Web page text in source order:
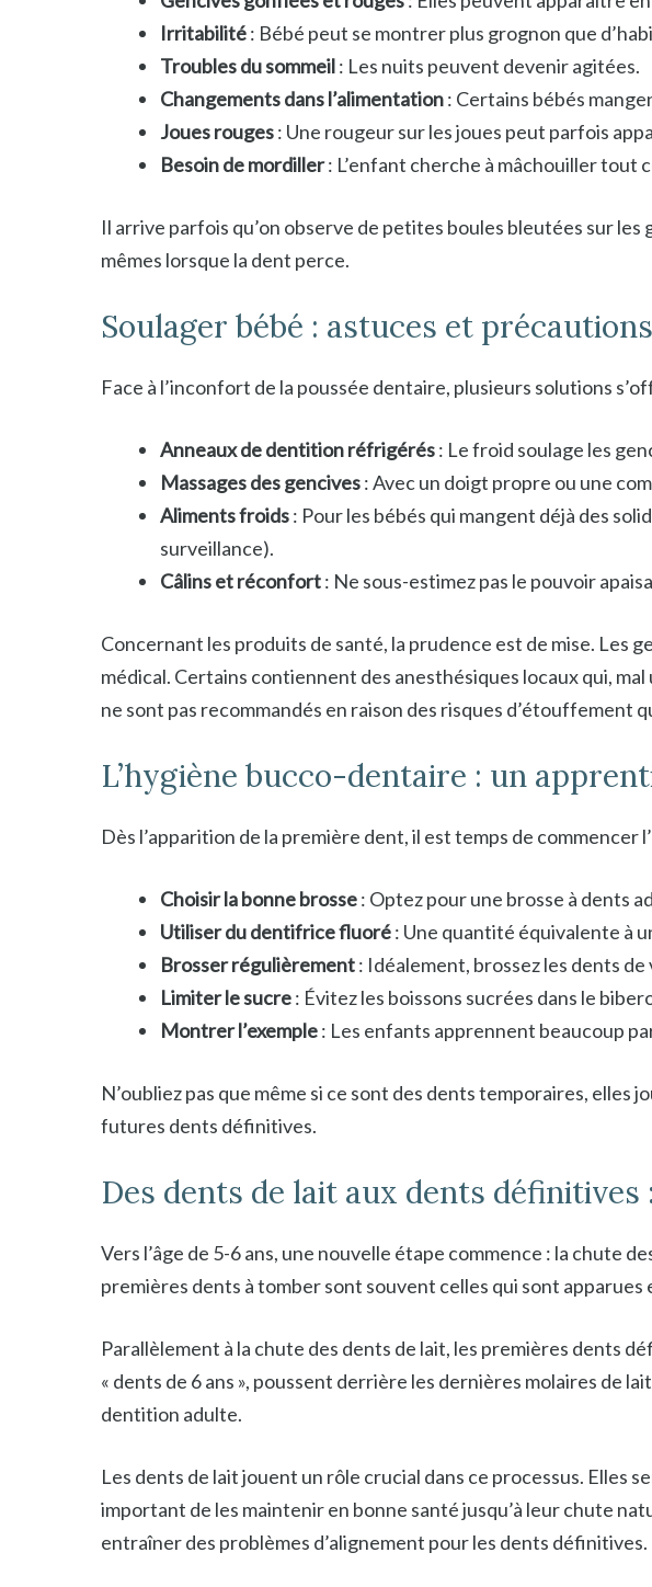
Irritabilité: Bébé peut se montrer plus grognon que
Troubles du sommeil: Les nuits peuvent devenir agitées.
Changements dans l’alimentation: Certains bébés
Joues rouges: Une rougeur sur les joues peut parfois
Besoin de mordiller: L’enfant cherche à mâchouiller tout
Il arrive parfois qu’on observe de petites boules bleutées sur
mêmes lorsque la dent perce.
Soulager bébé : astuces et précautions
Face à l’inconfort de la poussée dentaire, plusieurs solutions
Anneaux de dentition réfrigérés: Le froid soulage les
Massages des gencives: Avec un doigt propre ou une
Aliments froids: Pour les bébés qui mangent déjà des
surveillance).
Câlins et réconfort: Ne sous-estimez pas le pouvoir
Concernant les produits de santé, la prudence est de mise. Les
médical. Certains contiennent des anesthésiques locaux qui,
ne sont pas recommandés en raison des risques d’étouffement
L’hygiène bucco-dentaire : un
Dès l’apparition de la première dent, il est temps de
Choisir la bonne brosse: Optez pour une brosse à dents
Utiliser du dentifrice fluoré: Une quantité équivalente à
Brosser régulièrement: Idéalement, brossez les dents
Limiter le sucre: Évitez les boissons sucrées dans le
Montrer l’exemple: Les enfants apprennent beaucoup
N’oubliez pas que même si ce sont des dents temporaires,
futures dents définitives.
Des dents de lait aux dents
Vers l’âge de 5-6 ans, une nouvelle étape commence : la chute
premières dents à tomber sont souvent celles qui sont
Parallèlement à la chute des dents de lait, les premières dents
« dents de 6 ans », poussent derrière les dernières molaires de
dentition adulte.
Les dents de lait jouent un rôle crucial dans ce processus. Elles
important de les maintenir en bonne santé jusqu’à leur chute
entraîner des problèmes d’alignement pour les dents définitives.